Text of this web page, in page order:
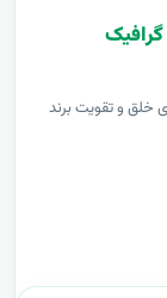
خلق و تقویت برند